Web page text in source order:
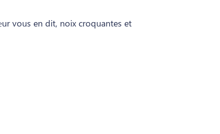
vous en dit, noix croquantes et